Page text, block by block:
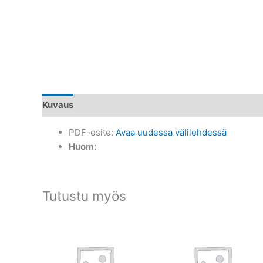
Kuvaus
PDF-esite: Avaa uudessa välilehdessä
Huom:
Tutustu myös